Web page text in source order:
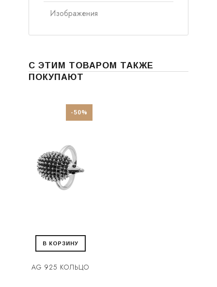
Изображения
С ЭТИМ ТОВАРОМ ТАКЖЕ
ПОКУПАЮТ
-50%
В КОРЗИНУ
AG 925 КОЛЬЦО